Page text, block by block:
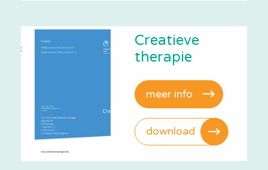
Creatieve
therapie
meer info
download